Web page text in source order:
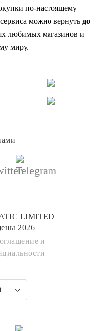
по-настоящему
можно вернуть до
любимых магазинов и
миру.
LIMITED
2026
и